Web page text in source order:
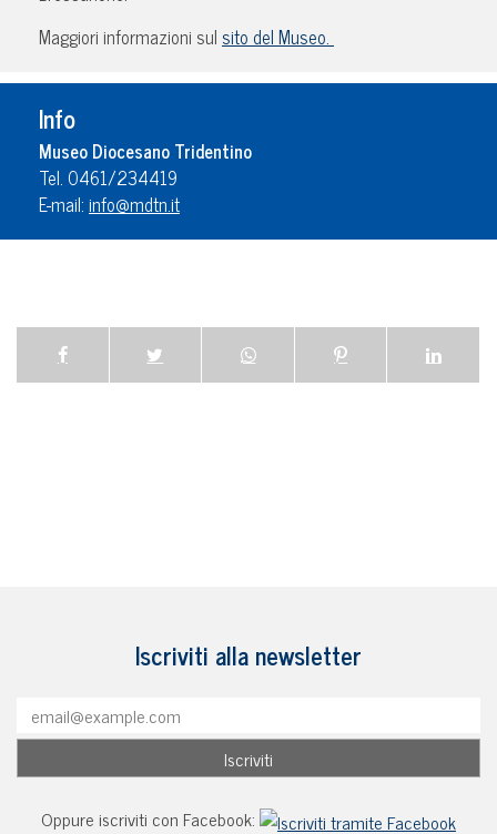
Maggiori informazioni sul sito del Museo.
Info
Museo Diocesano Tridentino
Tel. 0461/234419
E-mail:info@mdtn.it
Iscriviti alla newsletter
Oppure iscriviti con Facebook: